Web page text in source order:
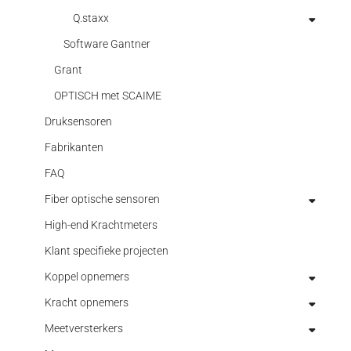
I/O MODULES
Q.staxx
I/O MODULES
Software Gantner
Grant
OPTISCH met SCAIME
Druksensoren
Fabrikanten
FAQ
Fiber optische sensoren
Data acquisitie optische sensoren
Fiber optische hoeksensoren
Fiber optische temperatuursensoren
Fiber optische verplaatsingssensoren
Fiber optische versnellingssensoren
High-end Krachtmeters
Klant specifieke projecten
Koppel opnemers
Elektronica
High end torque transducers
Kracht opnemers
3-assige kracht/koppelsensor
Meetversterkers